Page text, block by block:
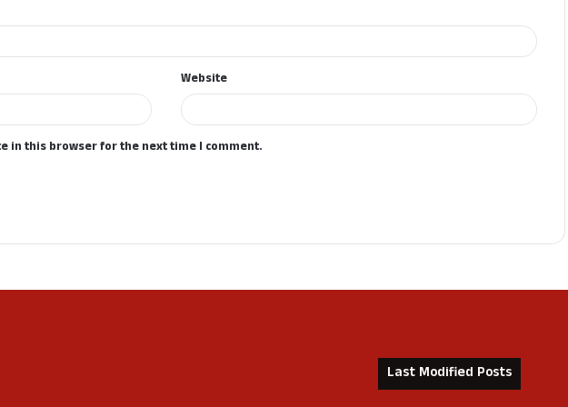
Website
in this browser for the next time I comment.
Last Modified Posts